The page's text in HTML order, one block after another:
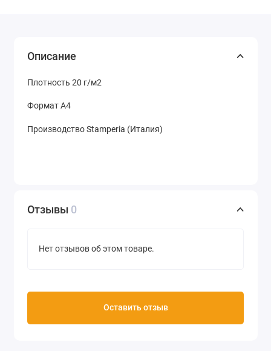
Описание
Плотность 20 г/м2
Формат А4
Производство Stamperia (Италия)
Отзывы 0
Нет отзывов об этом товаре.
Оставить отзыв